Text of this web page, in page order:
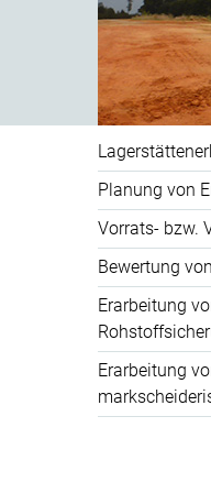
Planung von
Vorrats- bzw.
Bewertung
Erarbeitung
Erarbeitung